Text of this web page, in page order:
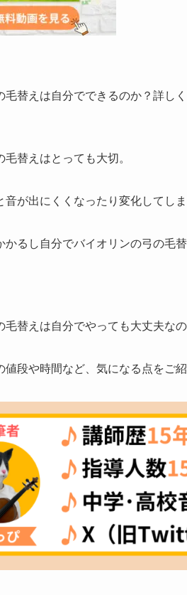
毛替えは自分でできるのか？詳しく
替えはとっても大切。
音が出にくくなったり変化してし
かるし自分でバイオリンの弓の毛
毛替えは自分でやっても大丈夫なの
値段や時間など、気になる点をご紹